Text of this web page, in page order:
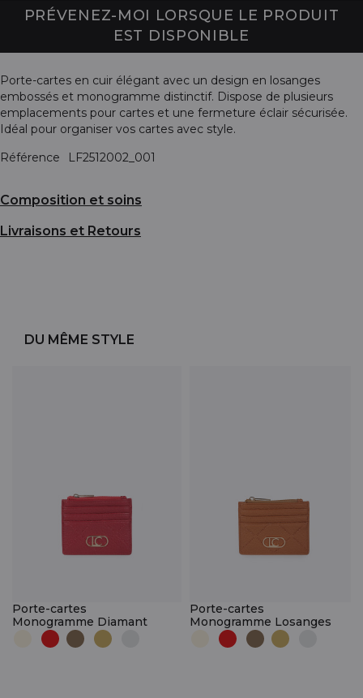
PRÉVENEZ-MOI LORSQUE LE PRODUIT
EST DISPONIBLE
Porte-cartes en cuir élégant avec un design en losanges
embossés et monogramme distinctif. Dispose de plusieurs
emplacements pour cartes et une fermeture éclair sécurisée.
Idéal pour organiser vos cartes avec style.
Référence
LF2512002_001
Composition et soins
Livraisons et Retours
DU MÊME STYLE
Porte-cartes
Monogramme Diamant
Porte-cartes
Monogramme Losanges